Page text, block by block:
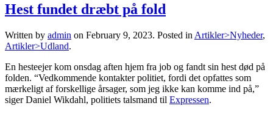
Hest fundet dræbt på fold
Written by admin on February 9, 2023. Posted in Artikler>Nyheder,
Artikler>Udland.
En hesteejer kom onsdag aften hjem fra job og fandt sin hest død på
folden. “Vedkommende kontakter politiet, fordi det opfattes som
mærkeligt af forskellige årsager, som jeg ikke kan komme ind på,”
siger Daniel Wikdahl, politiets talsmand til Expressen.